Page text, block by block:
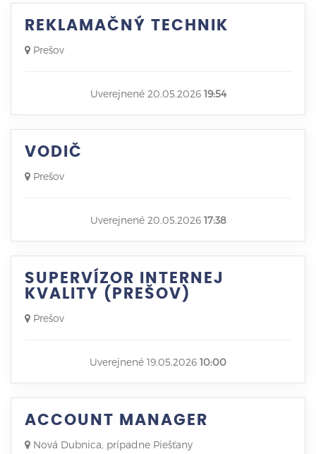
REKLAMAČNÝ TECHNIK
Prešov
Uverejnené 20.05.2026 19:54
VODIČ
Prešov
Uverejnené 20.05.2026 17:38
SUPERVÍZOR INTERNEJ
KVALITY (PREŠOV)
Prešov
Uverejnené 19.05.2026 10:00
ACCOUNT MANAGER
Nová Dubnica, prípadne Piešťany